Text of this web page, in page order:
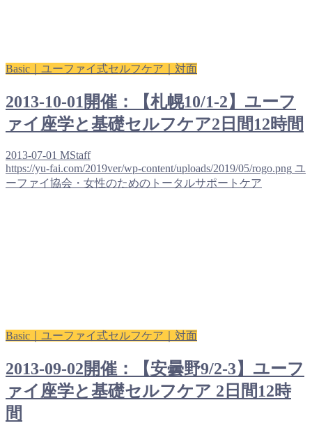
Basic｜ユーファイ式セルフケア｜対面
2013-10-01開催：【札幌10/1-2】ユーフ
ァイ座学と基礎セルフケア2日間12時間
2013-07-01 MStaff
https://yu-fai.com/2019ver/wp-content/uploads/2019/05/rogo.png ユ
ーファイ協会・女性のためのトータルサポートケア
Basic｜ユーファイ式セルフケア｜対面
2013-09-02開催：【安曇野9/2-3】ユーフ
ァイ座学と基礎セルフケア 2日間12時
間